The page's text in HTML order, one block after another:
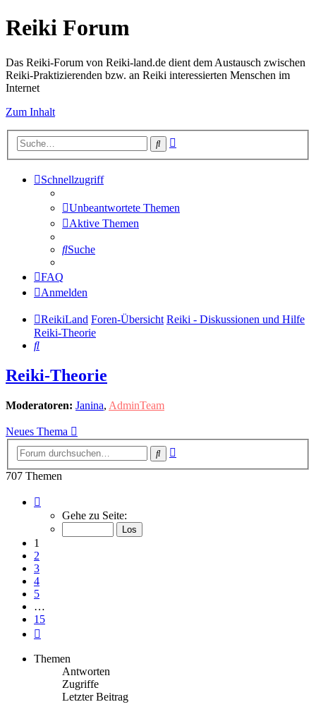
Reiki Forum
Das Reiki-Forum von Reiki-land.de dient dem Austausch zwischen
Reiki-Praktizierenden bzw. an Reiki interessierten Menschen im
Internet
Zum Inhalt
Suche
Schnellzugriff
Unbeantwortete Themen
Aktive Themen
Suche
FAQ
Anmelden
ReikiLand Foren-Übersicht Reiki - Diskussionen und Hilfe
Reiki-Theorie
Suche
Reiki-Theorie
Moderatoren: Janina, AdminTeam
Neues Thema
Suche
707 Themen
von
Gehe zu Seite:
1
2
3
4
5
…
15
Themen
Antworten
Zugriffe
Letzter Beitrag